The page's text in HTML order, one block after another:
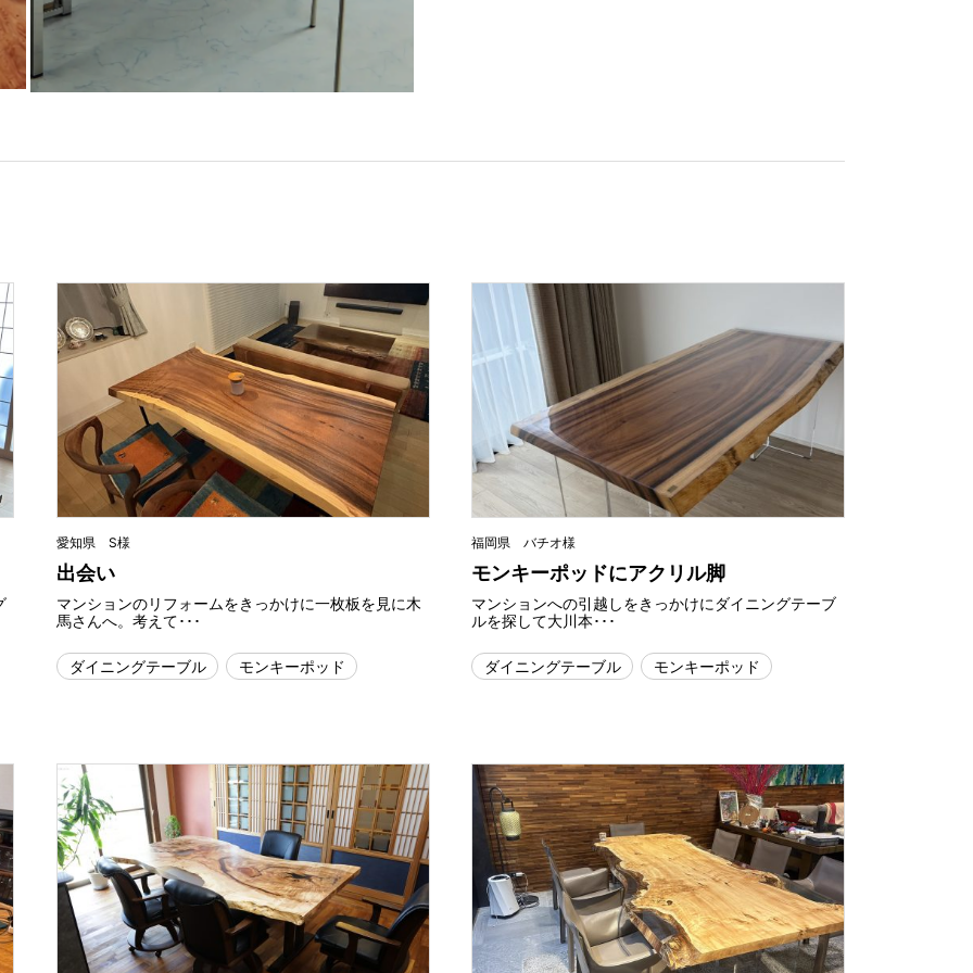
愛知県 S様
出会い
マンションのリフォームをきっかけに一枚板を見に木
馬さんへ。考えて･･･
ダイニングテーブル モンキーポッド
福岡県 バチオ様
モンキーポッドにアクリル脚
マンションへの引越しをきっかけにダイニングテーブ
ルを探して大川本･･･
ダイニングテーブル モンキーポッド